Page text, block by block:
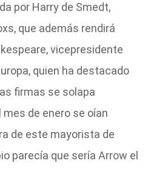
por Harry de Smedt,
que además rendirá
vicepresidente
quien ha destacado
firmas se solapa
de enero se oían
de este mayorista de
parecía que sería Arrow el